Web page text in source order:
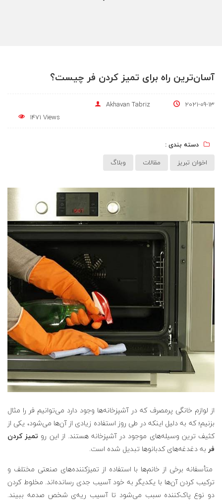
آسان‌ترین راه برای تمیز کردن فر چیست؟
2021-09-13
Akhavan Tabriz
1471 Views
دسته بندی :
اخوان تبریز
مقالات وبلاگ
از لوازم خانگی پرمصرف که در آشپزخانه‌ها وجود دارد می‌توانیم فر را مثال
بزنیم؛ که به دلیل اینکه در طی روز استفاده زیادی از آن‌ها می‌شود، یکی از
کثیف ‌ترین وسیله‌های موجود در آشپزخانه هستند. از این رو تمیز کردن
فر به دغدغه‌های کدبانو‌ها تبدیل شده است.
متأسفانه برخی از خانم‌ها با استفاده از تمیز‌کننده‌های صنعتی مختلف و
ترکیب کردن آن‌ها با یکدیگر به خود آسیب جدی رسانده‌اند. مخلوط کردن
دو نوع پاک‌کننده سبب می‌شود تا آسیب ریه‌ی شخص صدمه ببیند.